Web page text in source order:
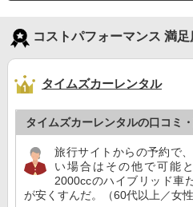
コストパフォーマンス 満
タイムズカーレンタル
タイムズカーレンタルの口コミ
旅行サイトからの予約で
い場合はその他で可能
2000ccのハイブリッド車
が安くすんだ。（60代以上／女性